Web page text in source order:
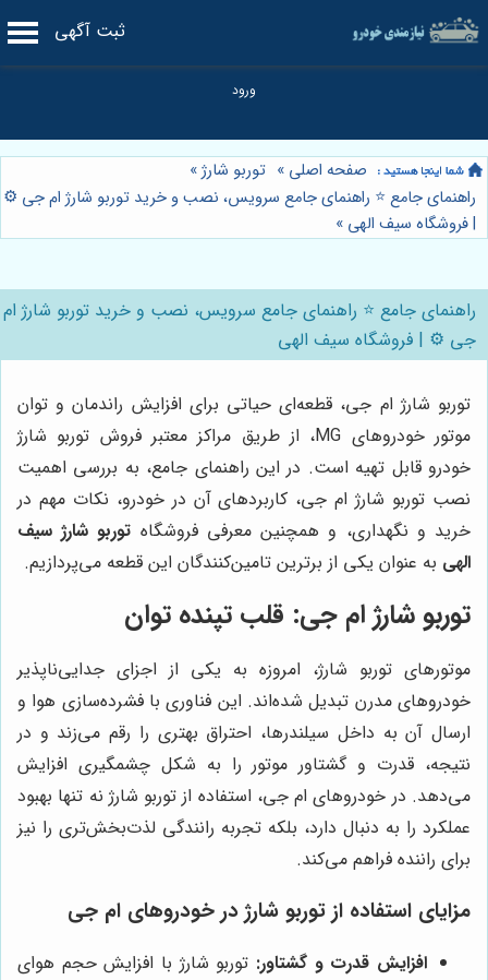
ثبت آگهی
صفحه اصلی » توربو شارژ»
راهنمای جامع ⭐️ راهنمای جامع سرویس، نصب و خرید توربو شارژ ام جی ⚙️
| فروشگاه سیف الهی »
راهنمای جامع ⭐️ راهنمای جامع سرویس، نصب و خرید توربو شارژ ام
جی ⚙️ | فروشگاه سیف الهی
توربو شارژ ام جی، قطعه‌ای حیاتی برای افزایش راندمان و توان
موتور خودروهای MG، از طریق مراکز معتبر فروش توربو شارژ
خودرو قابل تهیه است. در این راهنمای جامع، به بررسی اهمیت
نصب توربو شارژ ام جی، کاربردهای آن در خودرو، نکات مهم در
خرید و نگهداری، و همچنین معرفی فروشگاه توربو شارژ سیف
الهی به عنوان یکی از برترین تامین‌کنندگان این قطعه می‌پردازیم.
توربو شارژ ام جی: قلب تپنده توان
موتورهای توربو شارژ، امروزه به یکی از اجزای جدایی‌ناپذیر
خودروهای مدرن تبدیل شده‌اند. این فناوری با فشرده‌سازی هوا و
ارسال آن به داخل سیلندرها، احتراق بهتری را رقم می‌زند و در
نتیجه، قدرت و گشتاور موتور را به شکل چشمگیری افزایش
می‌دهد. در خودروهای ام جی، استفاده از توربو شارژ نه تنها بهبود
عملکرد را به دنبال دارد، بلکه تجربه رانندگی لذت‌بخش‌تری را نیز
برای راننده فراهم می‌کند.
مزایای استفاده از توربو شارژ در خودروهای ام جی
افزایش قدرت و گشتاور: توربو شارژ با افزایش حجم هوای